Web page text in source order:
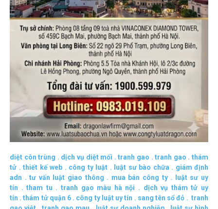
diệt côn trùng . dịch vụ diệt mối .tranh gao .tranh gao .thám
tử . thiết kế web . công ty luật . luật sư bào chữa . giám định
adn .tư vấn luật giao thông . mua bán công ty.
luật sư uy
tín .tham tu .tranh gạo màu hà nội . dịch vụ thám tử uy
tín .thám tử quận 6 . công ty luật uy tín . sang tên sổ đỏ .tranh